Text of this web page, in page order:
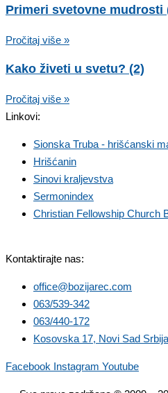
Primeri svetovne mudrosti
Pročitaj više »
Kako živeti u svetu? (2)
Pročitaj više »
Linkovi:
Sionska Truba - hrišćanski
Hrišćanin
Sinovi kraljevstva
Sermonindex
Christian Fellowship Church
Kontaktirajte nas:
office@bozijarec.com
063/539-342
063/440-172
Kosovska 17, Novi Sad Srbija
Facebook Instagram Youtube